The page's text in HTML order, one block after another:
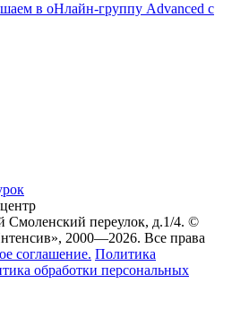
в оНлайн-группу Advanced с
Смоленский переулок, д.1/4. ©
2000—2026. Все права
соглашение. Политика
обработки персональных